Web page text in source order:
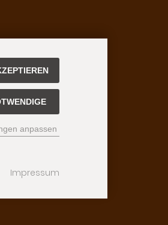
anpassen
Impressum